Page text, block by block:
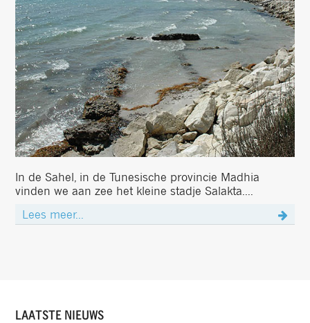
In de Sahel, in de Tunesische provincie Madhia
vinden we aan zee het kleine stadje Salakta....
Lees meer...
LAATSTE NIEUWS